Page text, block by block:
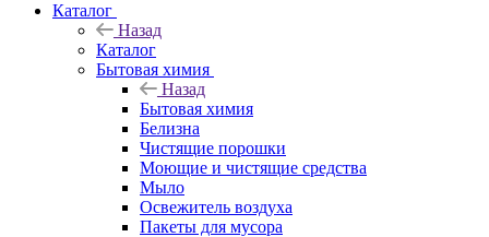
Каталог
Назад
Каталог
Бытовая химия
Назад
Бытовая химия
Белизна
Чистящие порошки
Моющие и чистящие средства
Мыло
Освежитель воздуха
Пакеты для мусора